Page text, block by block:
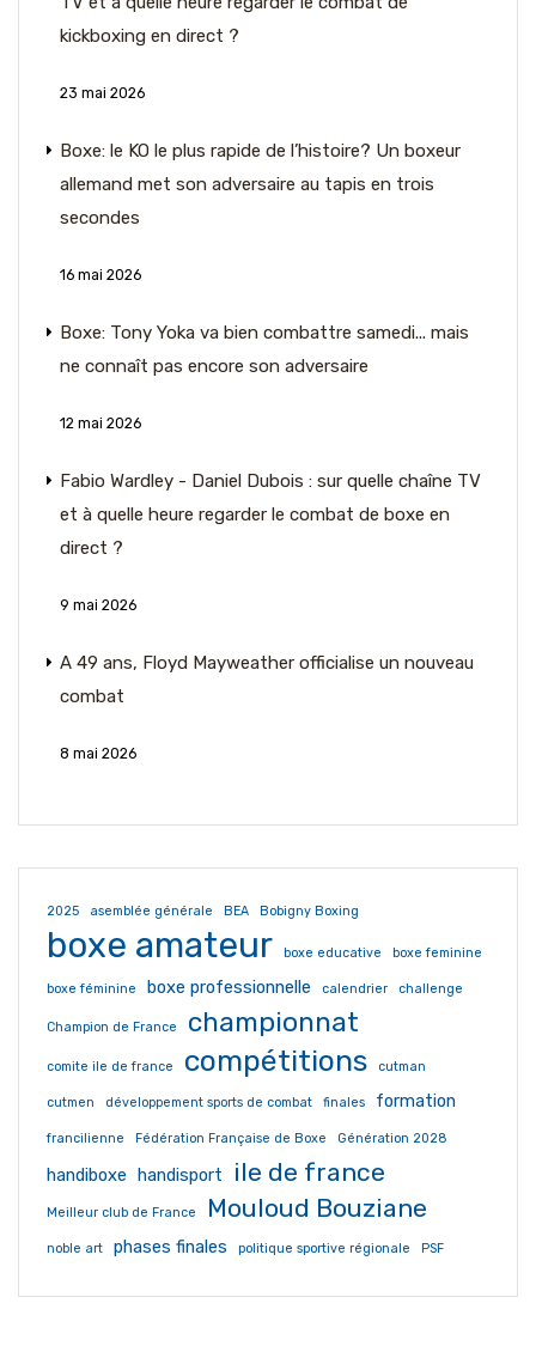
kickboxing en direct ?
23 mai 2026
Boxe: le KO le plus rapide de l’histoire? Un boxeur
allemand met son adversaire au tapis en trois
secondes
16 mai 2026
Boxe: Tony Yoka va bien combattre samedi... mais
ne connaît pas encore son adversaire
12 mai 2026
Fabio Wardley - Daniel Dubois : sur quelle chaîne TV
et à quelle heure regarder le combat de boxe en
direct ?
9 mai 2026
A 49 ans, Floyd Mayweather officialise un nouveau
combat
8 mai 2026
2025 asemblée générale BEA Bobigny Boxing
boxe amateur boxe educative boxe feminine
boxe féminine boxe professionnelle calendrier challenge
Champion de France championnat
comite ile de france compétitions cutman
cutmen développement sports de combat finales formation
francilienne Fédération Française de Boxe Génération 2028
handiboxe handisport ile de france
Meilleur club de France Mouloud Bouziane
noble art phases finales politique sportive régionale PSF